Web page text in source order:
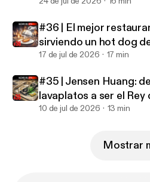
#36 | El mejor
sirviendo un hot dog
Aléjate del 97%
17 de jul de 2026 17 min
#35 | Jensen Huang:
lavaplatos a ser el Rey
10 de jul de 2026 13 min
Mostrar